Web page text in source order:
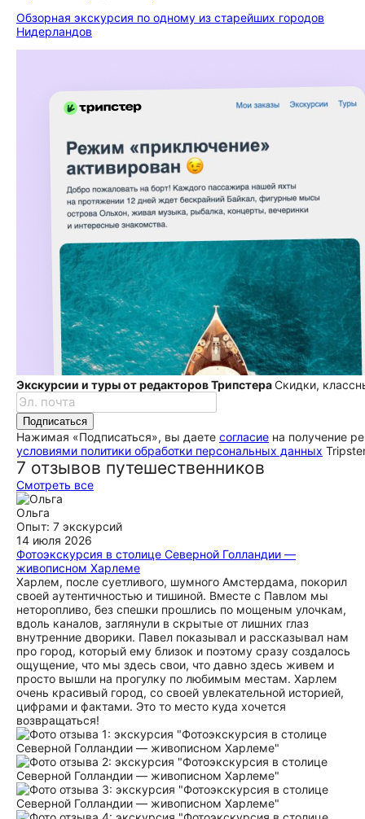
Обзорная экскурсия по одному из старейших городов
Нидерландов
Экскурсии и туры от редакторов ТрипстераСкидки,
Подписаться
Нажимая «Подписаться», вы даете согласие на получение
условиями политики обработки персональных данных
7 отзывов путешественников
Смотреть все
Ольга
Опыт: 7 экскурсий
14 июля 2026
Фотоэкскурсия в столице Северной Голландии —
живописном Харлеме
Харлем, после суетливого, шумного Амстердама, покорил
своей аутентичностью и тишиной. Вместе с Павлом мы
неторопливо, без спешки прошлись по мощеным улочкам,
вдоль каналов, заглянули в скрытые от лишних глаз
внутренние дворики. Павел показывал и рассказывал нам
про город, который ему близок и поэтому сразу создалось
ощущение, что мы здесь свои, что давно здесь живем и
просто вышли на прогулку по любимым местам. Харлем
очень красивый город, со своей увлекательной историей,
цифрами и фактами. Это то место куда хочется
возвращаться!